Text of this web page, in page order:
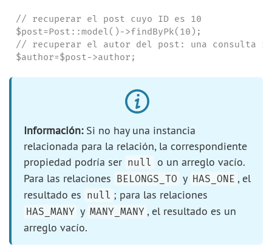
// recuperar el post cuyo ID es 10
$post=Post::model()->findByPk(10);
// recuperar el autor del post: una consulta
$author=$post->author;
Información:Si no hay una instancia
relacionada para la relación, la correspondiente
propiedad podría ser null
o un arreglo vacío.
Para las relaciones BELONGS_TO y HAS_ONE , el
resultado es null ; para las relaciones
HAS_MANY y MANY_MANY , el resultado es un
arreglo vacío.